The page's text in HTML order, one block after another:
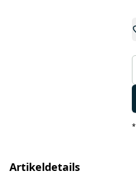
*
Artikeldetails